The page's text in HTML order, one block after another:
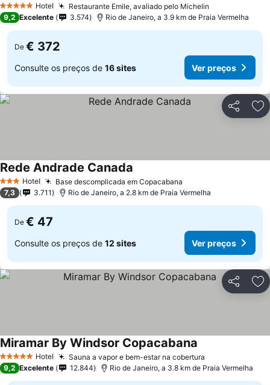
5 Estrelas Hotel Restaurante Emile, avaliado pelo Michelin
9,2 Excelente 3.574 Rio de Janeiro, a 3.9 km de Praia Vermelha
De € 372
Consulte os preços de 16 sites Ver preços
Partilhar
3 EstrelasHotel Base descomplicada em Copacabana
Rede Andrade Canada
7,3 3.711 Rio de Janeiro, a 2.8 km de Praia Vermelha
De € 47
Consulte os preços de 12 sites Ver preços
Partilhar
5 Estrelas Hotel Sauna a vapor e bem-estar na cobertura
Miramar By Windsor Copacabana
9,2 Excelente 12.844 Rio de Janeiro, a 3.8 km de Praia Vermelha